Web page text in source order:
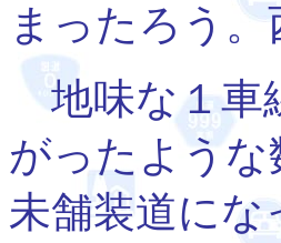
まったろう
地味な１車
がったよう
未舗装道にな